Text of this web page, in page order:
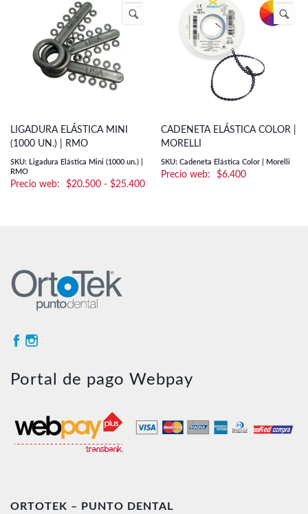
LIGADURA ELÁSTICA MINI
(1000 UN.) | RMO
SKU: Ligadura Elástica Mini (1000 un.) |
RMO
$20.500 - $25.400Rango
CADENETA ELÁSTICA COLOR |
MORELLI
SKU: Cadeneta Elástica Color | Morelli
$6.400
Portal de pago Webpay
ORTOTEK – PUNTO DENTAL